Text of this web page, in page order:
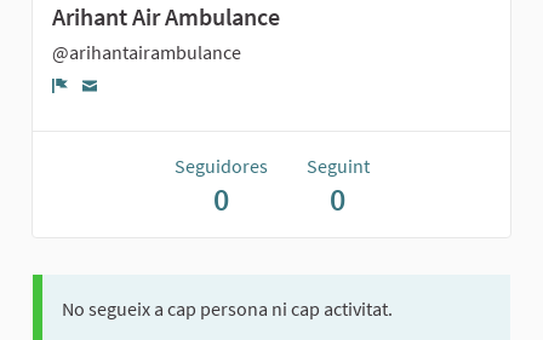
Arihant Air Ambulance
@arihantairambulance
Seguidores
0
Seguint
0
No segueix a cap persona ni cap activitat.